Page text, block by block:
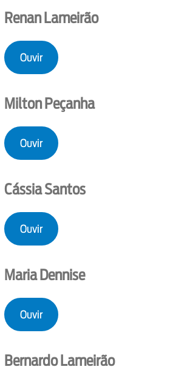
Renan Lameirão
Ouvir
Milton Peçanha
Ouvir
Cássia Santos
Ouvir
Maria Dennise
Ouvir
Bernardo Lameirão